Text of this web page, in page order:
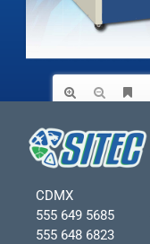
CDMX
555 649 5685
555 648 6823